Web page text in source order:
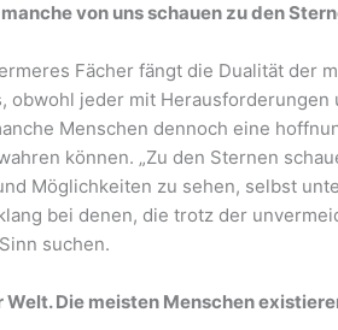
von uns schauen zu den
Fächer fängt die Dualität der
obwohl jeder mit Herausforderungen
Menschen dennoch eine
können. „Zu den Sternen
Möglichkeiten zu sehen, selbst
bei denen, die trotz der
suchen.
Die meisten Menschen